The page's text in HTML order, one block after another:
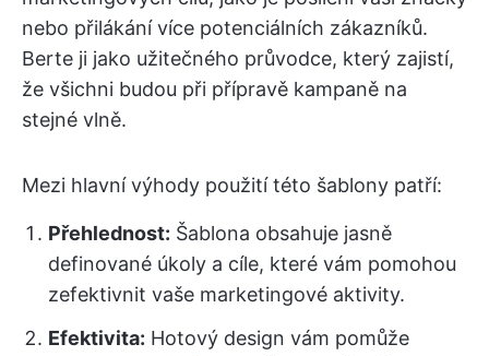
nebo přilákání více potenciálních zákazníků.
Berte ji jako užitečného průvodce, který zajistí,
že všichni budou při přípravě kampaně na
stejné vlně.
Mezi hlavní výhody použití této šablony patří:
Přehlednost: Šablona obsahuje jasně
definované úkoly a cíle, které vám pomohou
zefektivnit vaše marketingové aktivity.
Efektivita: Hotový design vám pomůže